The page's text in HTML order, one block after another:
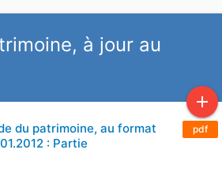
à jour au
add
pdf
du patrimoine, au format
: Partie